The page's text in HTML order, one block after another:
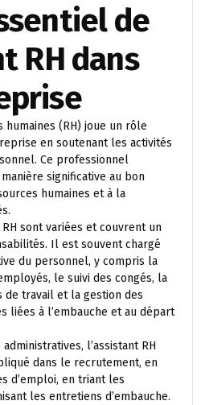
de
RH dans
humaines (RH) joue un rôle
en soutenant les activités
Ce professionnel
significative au bon
humaines et à la
sont variées et couvrent un
Il est souvent chargé
du personnel, y compris la
le suivi des congés, la
travail et la gestion des
liées à l’embauche et au départ
l’assistant RH
dans le recrutement, en
d’emploi, en triant les
les entretiens d’embauche.